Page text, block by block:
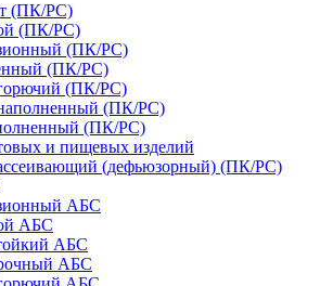
(ПК/PC)
(ПК/PC)
(ПК/PC)
(ПК/PC)
(ПК/PC)
(ПК/PC)
(ПК/PC)
и пищевых изделий
(дефьюзорный) (ПК/PC)
АБС
АБС
АБС
АБС